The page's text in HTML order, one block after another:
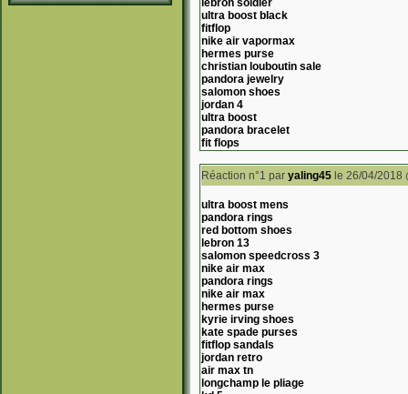
lebron soldier
ultra boost black
fitflop
nike air vapormax
hermes purse
christian louboutin sale
pandora jewelry
salomon shoes
jordan 4
ultra boost
pandora bracelet
fit flops
Réaction n°1 par yaling45 le 26/04/2018
ultra boost mens
pandora rings
red bottom shoes
lebron 13
salomon speedcross 3
nike air max
pandora rings
nike air max
hermes purse
kyrie irving shoes
kate spade purses
fitflop sandals
jordan retro
air max tn
longchamp le pliage